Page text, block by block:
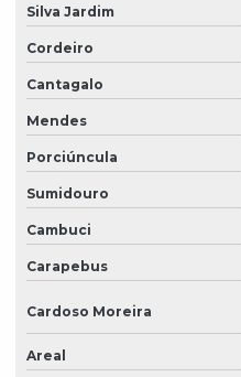
Silva Jardim
Cordeiro
Cantagalo
Mendes
Porciúncula
Sumidouro
Cambuci
Carapebus
Cardoso Moreira
Areal